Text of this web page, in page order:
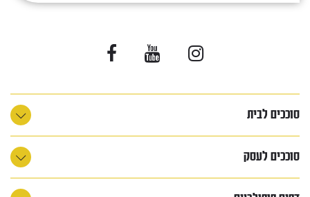
סוככים לבית
סוככים לעסק